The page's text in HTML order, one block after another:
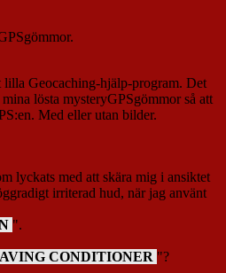
lilla Geocaching-hjälp-program. Det
lösta mysteryGPSgömmor så att
Med eller utan bilder.
lyckats med att skära mig i ansiktet
irriterad hud, när jag använt
".
CONDITIONER "?